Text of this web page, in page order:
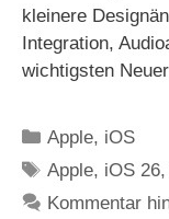
kleinere
Integration,
wichtigsten
Kategorien
Apple, iOS
Schlagwörter
Apple, iOS 26,
Kommentar